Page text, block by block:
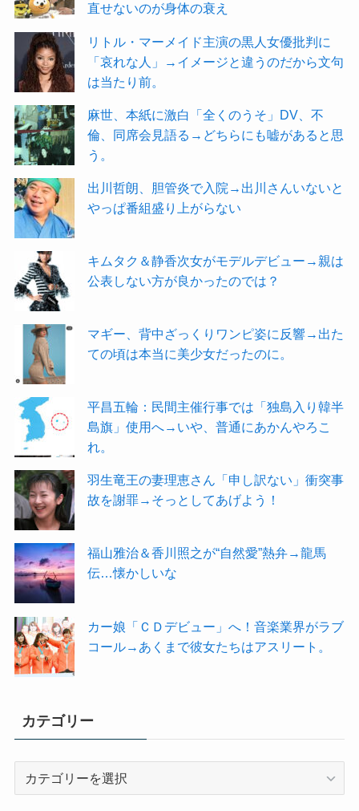
直せないのが身体の衰え
リトル・マーメイド主演の黒人女優批判に
「哀れな人」→イメージと違うのだから文句
は当たり前。
麻世、本紙に激白「全くのうそ」DV、不
倫、同席会見語る→どちらにも嘘があると思
う。
出川哲朗、胆管炎で入院→出川さんいないと
やっぱ番組盛り上がらない
キムタク＆静香次女がモデルデビュー→親は
公表しない方が良かったのでは？
マギー、背中ざっくりワンピ姿に反響→出た
ての頃は本当に美少女だったのに。
平昌五輪：民間主催行事では「独島入り韓半
島旗」使用へ→いや、普通にあかんやろこ
れ。
羽生竜王の妻理恵さん「申し訳ない」衝突事
故を謝罪→そっとしてあげよう！
福山雅治＆香川照之が“自然愛”熱弁→龍馬
伝…懐かしいな
カー娘「ＣＤデビュー」へ！音楽業界がラブ
コール→あくまで彼女たちはアスリート。
カテゴリー